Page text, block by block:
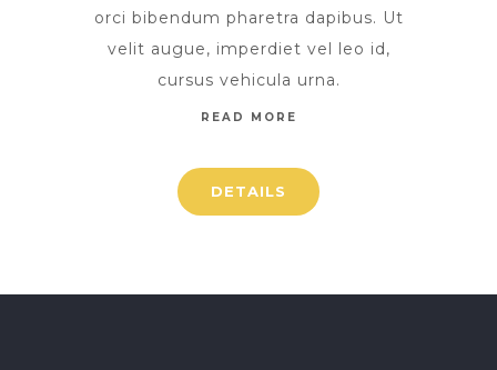
orci bibendum pharetra dapibus. Ut
velit augue, imperdiet vel leo id,
cursus vehicula urna.
READ MORE
DETAILS